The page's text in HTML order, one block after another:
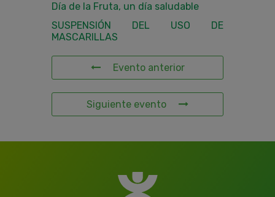
Día de la Fruta, un día saludable
SUSPENSIÓN DEL USO DE
MASCARILLAS
Evento anterior
Siguiente evento